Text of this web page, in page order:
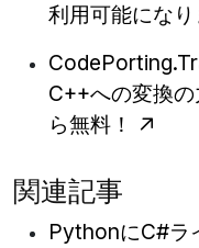
利用可能になり
C++への変換
ら無料！
関連記事
PythonにC#ラ